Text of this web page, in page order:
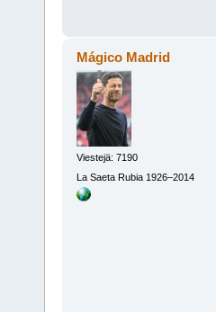
Mágico Madrid
Viestejä: 7190
La Saeta Rubia 1926–2014